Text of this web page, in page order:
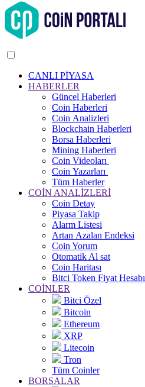
CANLI PİYASA
HABERLER
Güncel Haberleri
Coin Haberleri
Coin Analizleri
Blockchain Haberleri
Borsa Haberleri
Mining Haberleri
Coin Videoları
Coin Yazarları
Tüm Haberler
COİN ANALİZLERİ
Coin Detay
Piyasa Takip
Alarm Listesi
Artan Azalan Endeksi
Coin Yorum
Otomatik Al sat
Coin Haritası
Bitci Token Fiyat Hesabı
COİNLER
Bitci Özel
Bitcoin
Ethereum
XRP
Litecoin
Tron
Tüm Coinler
BORSALAR